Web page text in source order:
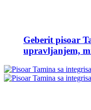
Geberit pisoar
upravljanjem,